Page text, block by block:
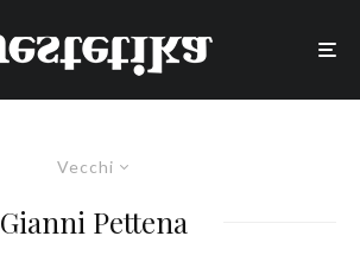
Vecchi
Gianni Pettena